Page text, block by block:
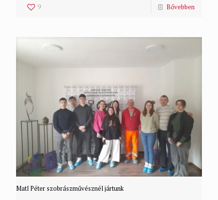
9 Bővebben
Matl Péter szobrászművésznél jártunk